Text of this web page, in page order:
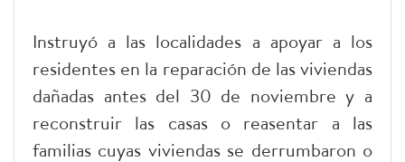
Instruyó a las localidades a apoyar a los
residentes en la reparación de las viviendas
dañadas antes del 30 de noviembre y a
reconstruir las casas o reasentar a las
familias cuyas viviendas se derrumbaron o